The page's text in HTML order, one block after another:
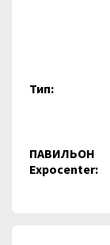
Тип:
ПАВИЛЬОН
Expocenter: